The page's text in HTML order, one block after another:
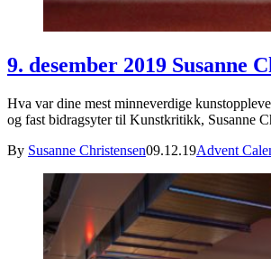
9. desember 2019 Susanne
Hva var dine mest minneverdige
og fast bidragsyter til Kunstkritikk, Susanne
By Susanne Christensen09.12.19Advent